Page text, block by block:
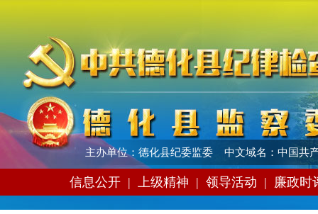
主办单位：德化县纪委监委 中文域名：中国共
信息公开 | 上级精神 | 领导活动 | 廉政时